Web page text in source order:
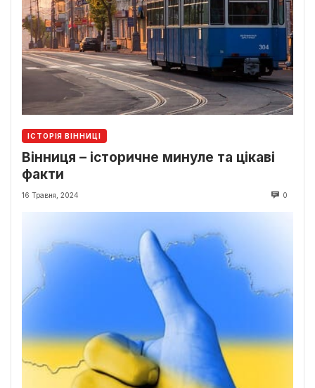
ІСТОРІЯ ВІННИЦІ
Вінниця – історичне минуле та цікаві
факти
16 Травня, 2024 0